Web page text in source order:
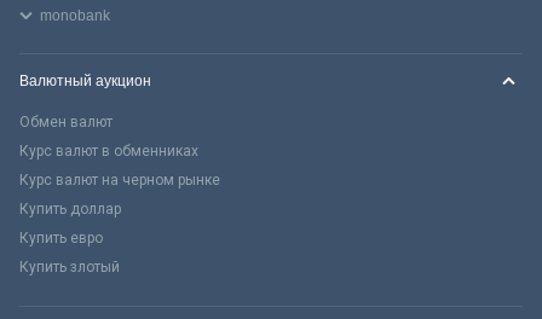
monobank
Валютный аукцион
Обмен валют
Курс валют в обменниках
Курс валют на черном рынке
Купить доллар
Купить евро
Купить злотый